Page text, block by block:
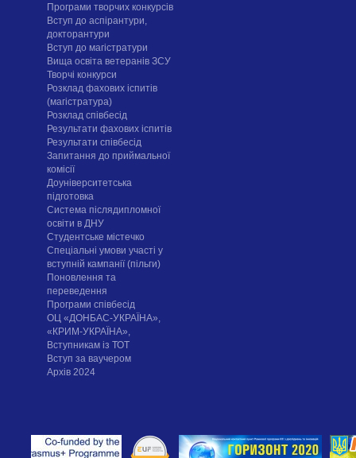
Програми творчих конкурсiв
Вступ до аспірантури,
докторантури
Вступ до магістратури
Вища освіта ветеранів ЗСУ
Творчі конкурси
Розклад фахових іспитів
(магістратура)
Розклад співбесід
Результати фахових іспитів
Результати співбесід
Запитання до приймальної
комісії
Доуніверситетська
підготовка
Система післядипломної
освіти в ДНУ
Cтудентське містечко
Спеціальні умови участі у
вступній кампанії (пільги)
Поновлення та
переведення
Програми співбесід
ОЦ «ДОНБАС-УКРАЇНА»,
«КРИМ-УКРАЇНА»,
Вступникам із ТОТ
Вступ за ваучером
Архів 2024